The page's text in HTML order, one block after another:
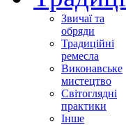
Звичаї та
обряди
Традиційні
ремесла
Виконавське
мистецтво
Світоглядні
практики
Інше